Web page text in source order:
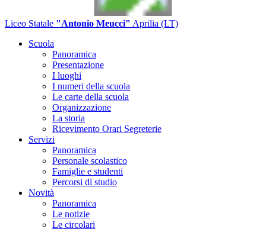
Liceo Statale "Antonio Meucci" Aprilia (LT)
Scuola
Panoramica
Presentazione
I luoghi
I numeri della scuola
Le carte della scuola
Organizzazione
La storia
Ricevimento Orari Segreterie
Servizi
Panoramica
Personale scolastico
Famiglie e studenti
Percorsi di studio
Novità
Panoramica
Le notizie
Le circolari